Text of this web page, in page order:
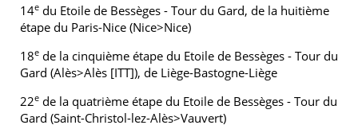
14e du Etoile de Bessèges - Tour du Gard, de la huitième
étape du Paris-Nice (Nice>Nice)
18e de la cinquième étape du Etoile de Bessèges - Tour du
Gard (Alès>Alès [ITT]), de Liège-Bastogne-Liège
22e de la quatrième étape du Etoile de Bessèges - Tour du
Gard (Saint-Christol-lez-Alès>Vauvert)